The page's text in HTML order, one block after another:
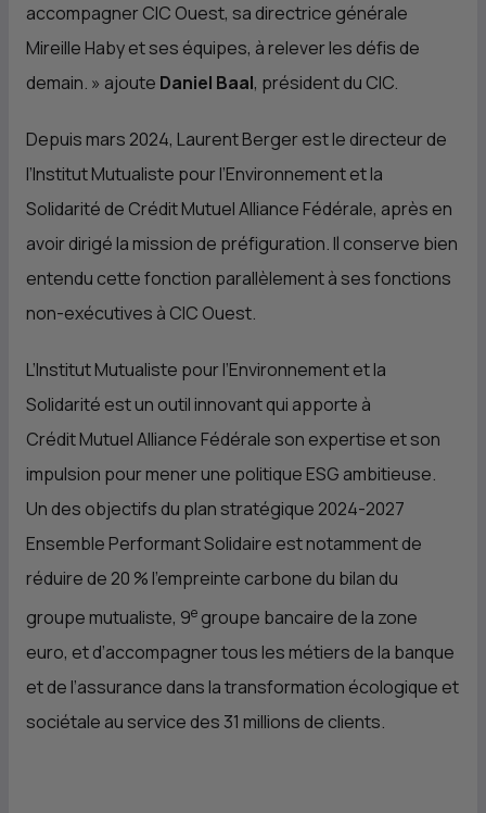
accompagnerCIC Ouest, sa directrice générale
Mireille Haby et ses équipes, à relever les défis de
demain. » ajoute Daniel Baal, président du CIC.
Depuis mars 2024, Laurent Berger est le directeur de
l’Institut Mutualiste pour l’Environnement et la
Solidarité de Crédit Mutuel Alliance Fédérale, après en
avoir dirigé la mission de préfiguration. Il conserve bien
entendu cette fonction parallèlement à ses fonctions
non-exécutives à CIC Ouest.
L’Institut Mutualiste pour l’Environnement et la
Solidarité est un outil innovant qui apporte à
Crédit Mutuel Alliance Fédérale son expertise et son
impulsion pour mener une politique ESG ambitieuse.
Un des objectifs du plan stratégique 2024-2027
Ensemble Performant Solidaire est notamment de
réduire de 20 % l’empreinte carbone du bilan du
groupe mutualiste, 9e groupe bancaire de la zone
euro, et d’accompagner tous les métiers de la banque
et de l’assurance dans la transformation écologique et
sociétale au service des 31 millions de clients.